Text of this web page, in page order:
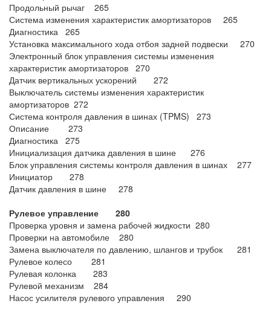
Продольный рычаг 265
Система изменения характеристик амортизаторов 265
Диагностика 265
Установка максимального хода отбоя задней подвески 270
Электронный блок управления системы изменения
характеристик амортизаторов 270
Датчик вертикальных ускорений 272
Выключатель системы изменения характеристик
амортизаторов 272
Система контроля давления в шинах (TPMS) 273
Описание 273
Диагностика 275
Инициализация датчика давления в шине 276
Блок управления системы контроля давления в шинах 277
Инициатор 278
Датчик давления в шине 278
Рулевое управление 280
Проверка уровня и замена рабочей жидкости 280
Проверки на автомобиле 280
Замена выключателя по давлению, шлангов и трубок 281
Рулевое колесо 281
Рулевая колонка 283
Рулевой механизм 284
Насос усилителя рулевого управления 290